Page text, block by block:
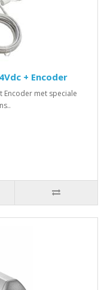
+ Encoder
Encoder met speciale